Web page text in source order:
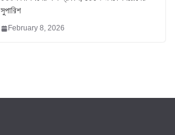
সুপারিশ
February 8, 2026